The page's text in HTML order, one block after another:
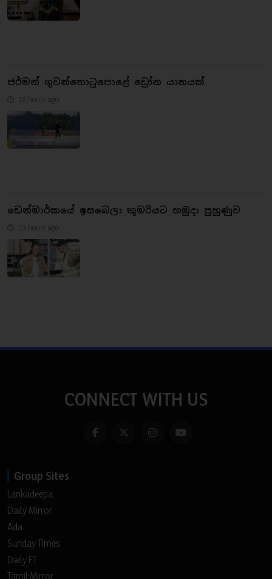
ජර්මන් ගුවන්තොටුපොළේ ඩ්‍රෝන යානයක්
22 hours ago
ඩෙන්මාර්කයේ ඉසබෙලා කුමරියට හමුදා පුහුණුව
23 hours ago
CONNECT WITH US
Group Sites
Lankadeepa
Daily Mirror
Ada
Sunday Times
Daily FT
Tamil Mirror